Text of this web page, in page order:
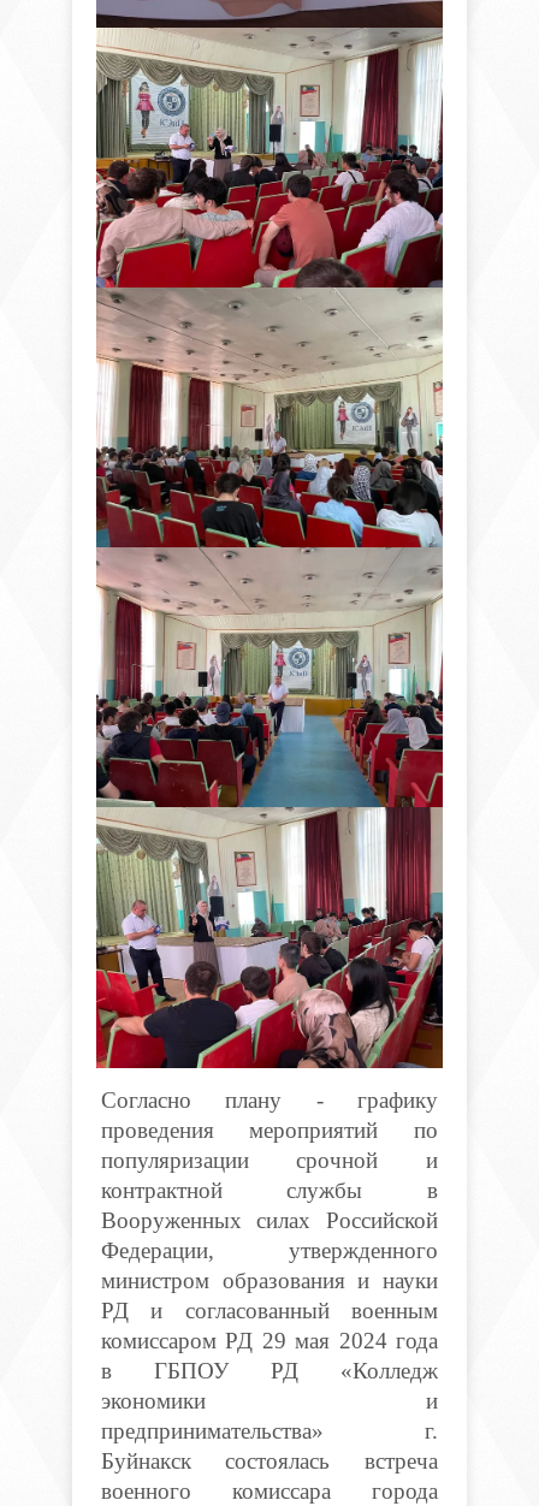
Согласно плану - графику
проведения мероприятий по
популяризации срочной и
контрактной службы в
Вооруженных силах Российской
Федерации, утвержденного
министром образования и науки
РД и согласованный военным
комиссаром РД 29 мая 2024 года
в ГБПОУ РД «Колледж
экономики и
предпринимательства» г.
Буйнакск состоялась встреча
военного комиссара города